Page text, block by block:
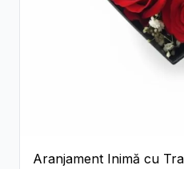
Aranjament Inimă cu